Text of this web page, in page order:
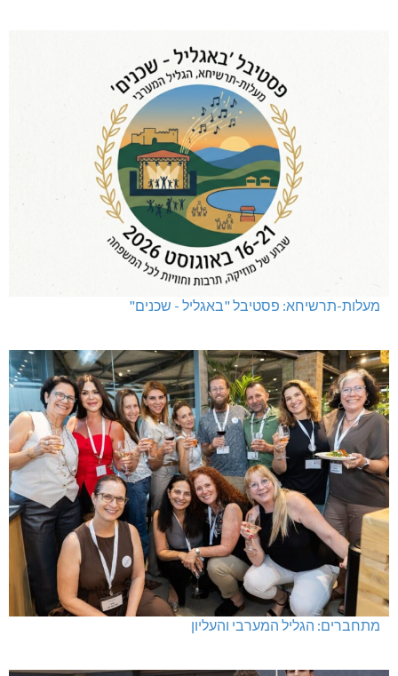
מעלות-תרשיחא: פסטיבל "באגליל - שכנים"
מתחברים: הגליל המערבי והעליון